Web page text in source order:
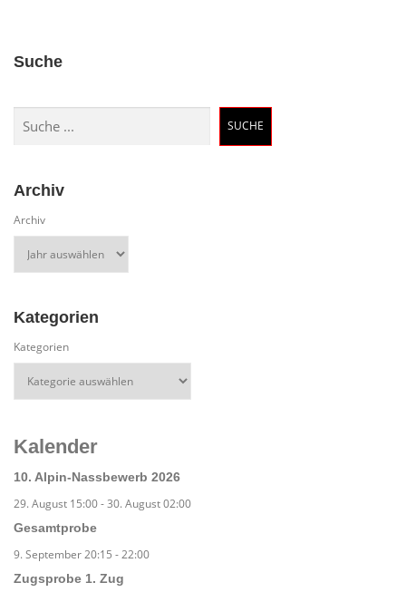
Suche
SUCHE
Archiv
Archiv
Kategorien
Kategorien
Kalender
10. Alpin-Nassbewerb 2026
29. August 15:00-30. August 02:00
Gesamtprobe
9. September 20:15 -22:00
Zugsprobe 1. Zug